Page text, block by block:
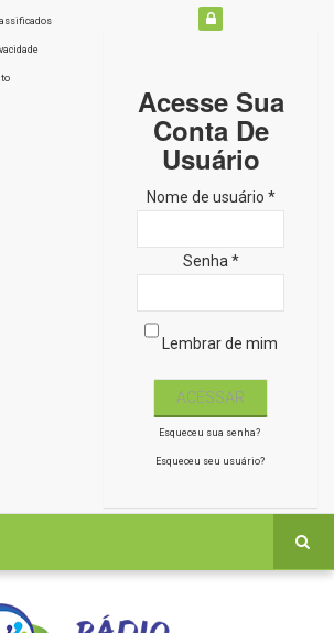
Acesse Sua
Conta De
Usuário
Nome de usuário *
Senha *
Lembrar de mim
Esqueceu sua senha?
Esqueceu seu usuário?